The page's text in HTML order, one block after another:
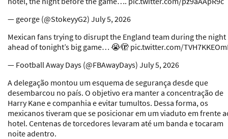
— george (@StokeyyG2) July 5, 2026
Mexican fans trying to disrupt the England team during the night
ahead of tonight’s big game… 😭🫣 pic.twitter.com/
— Football Away Days (@FBAwayDays) July 5, 2026
A delegação montou um esquema de segurança desde que
desembarcou no país. O objetivo era manter a concentração de
Harry Kane e companhia e evitar tumultos. Dessa forma, os
mexicanos tiveram que se posicionar em um viaduto em frente
hotel. Centenas de torcedores levaram até um banda e tocaram
noite adentro.